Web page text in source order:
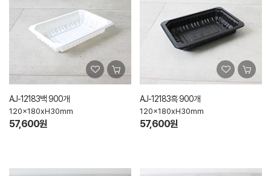
AJ-12183백 900개
120x180xH30mm
57,600원
AJ-12183흑 900개
120x180xH30mm
57,600원